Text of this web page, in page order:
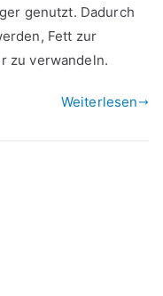
genutzt. Dadurch
Fett zur
zu verwandeln.
Weiterlesen